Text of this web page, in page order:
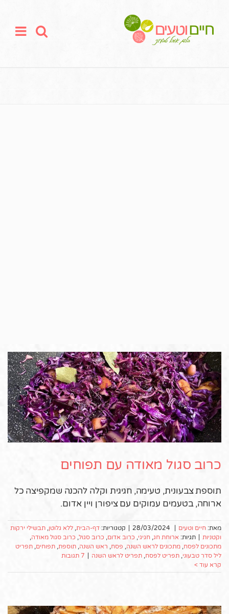
כרוב סגול מאודה עם תפוחים
תוספת צבעונית, טעימה, חגיגית וקלה להכנה שמקפיצה כל
ארוחה, בטעמים עמוקים עם ציפורן ויין אדום.
מאת: חיים וטעים 28/03/2024 קטגוריות: דף-הבית, ללא גלוטן, תבשילי ירקות
וקטניות
תגיות: ארוחת חג, חגיגי, כרוב אדום, כרוב סגול, כרוב סגול מאודה,
מתכונים לפסח, מתכונים לראש השנה, פסח, ראש השנה, תוספת, תפוחים, תפריט
ליל סדר טבעוני, תפריט לפסח, תפריט לראש השנה
7 תגובות
קרא עוד >